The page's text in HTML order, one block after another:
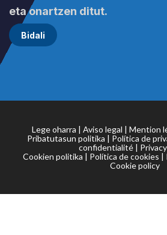
eta onartzen ditut.
Lege oharra | Aviso legal | Mention
Pribatutasun politika | Política de
confidentialité |
Cookien politika | Política de cookies |
Cookie policy